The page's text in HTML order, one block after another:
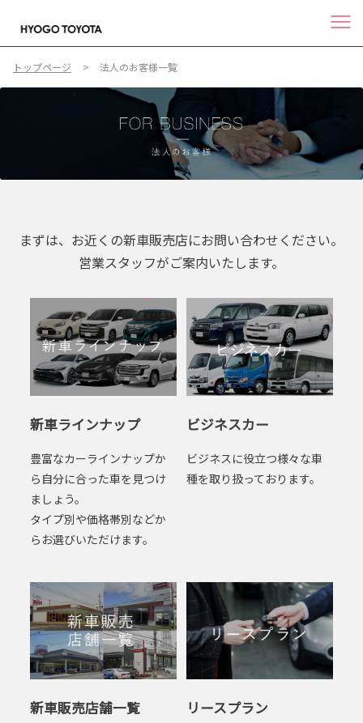
トップページ 法人のお客様一覧
まずは、お近くの新車販売店にお問い合わせください。
営業スタッフがご案内いたします。
新車ラインナップ
豊富なカーラインナップか
ら自分に合った車を見つけ
ましょう。
タイプ別や価格帯別などか
らお選びいただけます。
ビジネスカー
ビジネスに役立つ様々な車
種を取り扱っております。
新車販売店舗一覧 リースプラン